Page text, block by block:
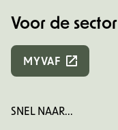
Voor de sector
MYVAF
SNEL NAAR...